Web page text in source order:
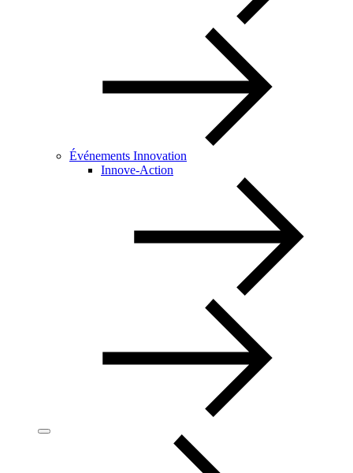
Événements Innovation
Innove-Action